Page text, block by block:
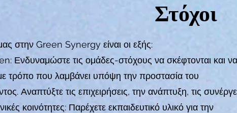
Στόχοι
στην Green Synergy είναι οι εξής:
Ενδυναμώστε τις ομάδες-στόχους να σκέφτονται και να
τρόπο που λαμβάνει υπόψη την προστασία του
Αναπτύξτε τις επιχειρήσεις, την ανάπτυξη, τις
κοινότητες: Παρέχετε εκπαιδευτικό υλικό για την